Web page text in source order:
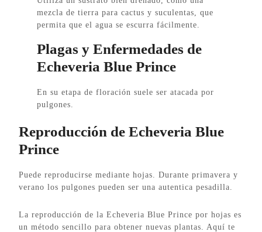
mezcla de tierra para cactus y suculentas, que
permita que el agua se escurra fácilmente.
Plagas y Enfermedades de
Echeveria Blue Prince
En su etapa de floración suele ser atacada por
pulgones.
Reproducción de Echeveria Blue
Prince
Puede reproducirse mediante hojas. Durante primavera y
verano los pulgones pueden ser una autentica pesadilla.
La reproducción de la Echeveria Blue Prince por hojas es
un método sencillo para obtener nuevas plantas. Aquí te